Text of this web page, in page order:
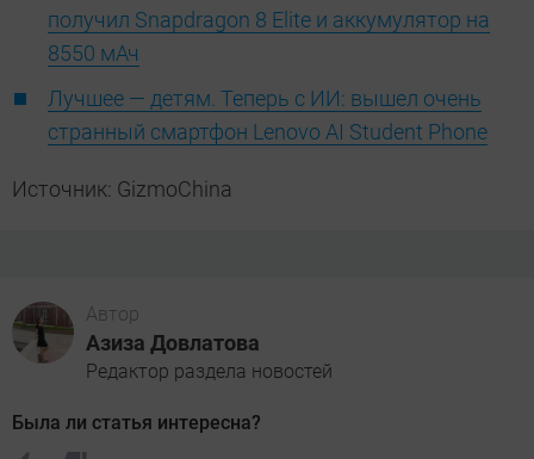
получил Snapdragon 8 Elite и аккумулятор на
8550 мАч
Лучшее — детям. Теперь с ИИ: вышел очень
странный смартфон Lenovo AI Student Phone
Источник: GizmoChina
Автор
Азиза Довлатова
Редактор раздела новостей
Была ли статья интересна?